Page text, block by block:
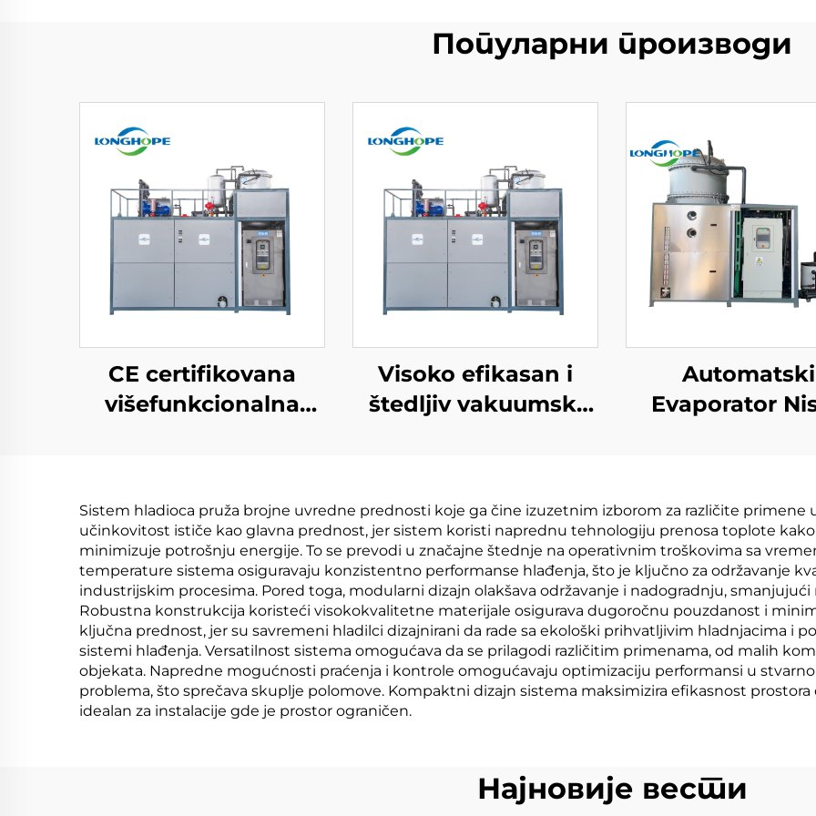
Популарни производи
CE certifikovana
višefunkcionalna
koncentriranja i
kristalizacije
Visoko efikasan i
štedljiv vakuumski
toplinske pumpe iz
Kine
Automatski
Evaporator
Teplo
Mašinerija za
Otpadnih
Sistem hladioca pruža brojne uvredne prednosti koje ga čine izuzetnim izborom za različite primene
učinkovitost ističe kao glavna prednost, jer sistem koristi naprednu tehnologiju prenosa toplote
minimizuje potrošnju energije. To se prevodi u značajne štednje na operativnim troškovima sa
temperature sistema osiguravaju konzistentno performanse hlađenja, što je ključno za održavanje
industrijskim procesima. Pored toga, modularni dizajn olakšava održavanje i nadogradnju,
Robustna konstrukcija koristeći visokokvalitetne materijale osigurava dugoročnu pouzdanost i
ključna prednost, jer su savremeni hladilci dizajnirani da rade sa ekološki prihvatljivim hladnjacima i
sistemi hlađenja. Versatilnost sistema omogućava da se prilagodi različitim primenama, od malih
objekata. Napredne mogućnosti praćenja i kontrole omogućavaju optimizaciju performansi u
problema, što sprečava skuplje polomove. Kompaktni dizajn sistema maksimizira efikasnost
idealan za instalacije gde je prostor ograničen.
Најновије вести